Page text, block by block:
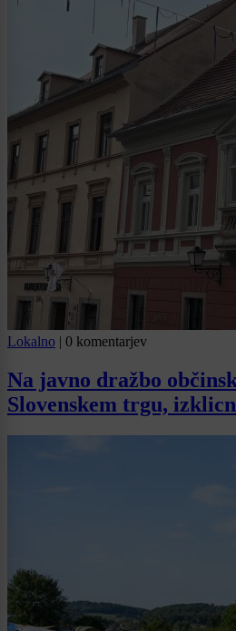
Lokalno | 0 komentarjev
Na javno dražbo
Slovenskem trgu,